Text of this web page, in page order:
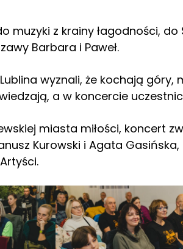
muzyki z krainy łagodności,
Barbara i Paweł.
wyznali, że kochają góry,
a w koncercie
miasta miłości, koncert
Kurowski i Agata